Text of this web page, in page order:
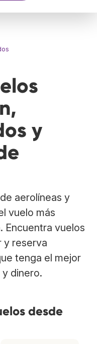
y
aerolíneas y
vuelo más
Encuentra vuelos
y reserva
tenga el mejor
dinero.
desde